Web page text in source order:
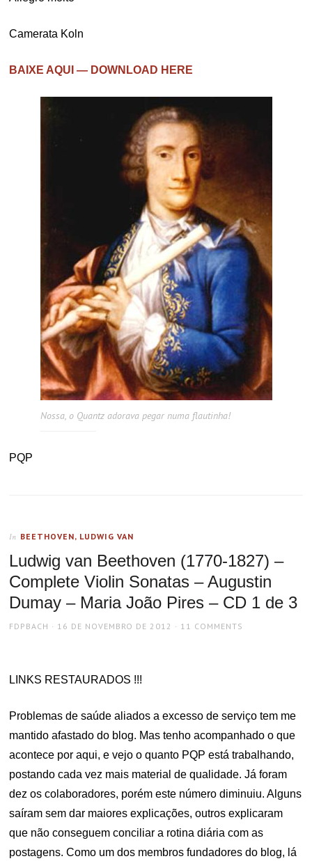
Camerata Koln
BAIXE AQUI — DOWNLOAD HERE
Nossa, o Quantz adorava pegar numa flautinha!
PQP
In BEETHOVEN, LUDWIG VAN
Ludwig van Beethoven (1770-1827) –
Complete Violin Sonatas – Augustin
Dumay – Maria João Pires – CD 1 de 3
AUTHOR
FDPBACH
POSTED
16 DE NOVEMBRO DE 2012 11 COMMENTS
LINKS RESTAURADOS !!!
Problemas de saúde aliados a excesso de serviço tem me
mantido afastado do blog. Mas tenho acompanhado o que
acontece por aqui, e vejo o quanto PQP está trabalhando,
postando cada vez mais material de qualidade. Já foram
dez os colaboradores, porém este número diminuiu. Alguns
saíram sem dar maiores explicações, outros explicaram
que não conseguem conciliar a rotina diária com as
postagens. Como um dos membros fundadores do blog, lá